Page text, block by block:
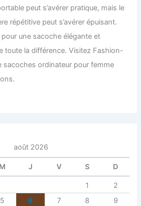
peut s’avérer pratique, mais le
répétitive peut s’avérer épuisant.
pour une sacoche élégante et
toute la différence. Visitez Fashion-
sacoches ordinateur pour femme
août 2026
M J V S D
1
2
5 6 7 8
9